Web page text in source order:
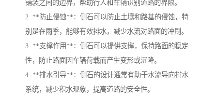
铺装之间的边界，帮助行人和车辆识别道路的界限。
2. **防止侵蚀**：侧石可以防止土壤和路基的侵蚀，特
别是在雨季，能够有效排水，减少水流对路面的冲刷。
3. **支撑作用**：侧石可以提供支撑，保持路面的稳定
性，防止路面因车辆荷载而产生变形或沉降。
4. **排水引导**：侧石的设计通常有助于水流导向排水
系统，减少积水现象，提高道路的安全性。